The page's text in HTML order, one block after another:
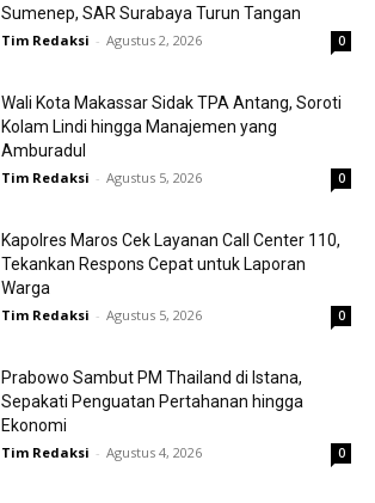
Sumenep, SAR Surabaya Turun Tangan
Tim Redaksi - Agustus 2, 2026 0
Wali Kota Makassar Sidak TPA Antang, Soroti
Kolam Lindi hingga Manajemen yang
Amburadul
Tim Redaksi - Agustus 5, 2026 0
Kapolres Maros Cek Layanan Call Center 110,
Tekankan Respons Cepat untuk Laporan
Warga
Tim Redaksi - Agustus 5, 2026 0
Prabowo Sambut PM Thailand di Istana,
Sepakati Penguatan Pertahanan hingga
Ekonomi
Tim Redaksi - Agustus 4, 2026 0